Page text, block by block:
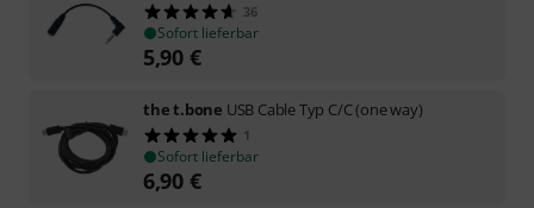
36
Sofort lieferbar
5,90 €
the t.bone USB Cable Typ C/C (one way)
1
Sofort lieferbar
6,90 €